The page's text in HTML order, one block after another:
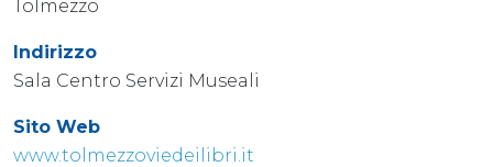
Tolmezzo
Indirizzo
Sala Centro Servizi Museali
Sito Web
www.tolmezzoviedeilibri.it